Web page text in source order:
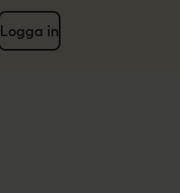
Logga in